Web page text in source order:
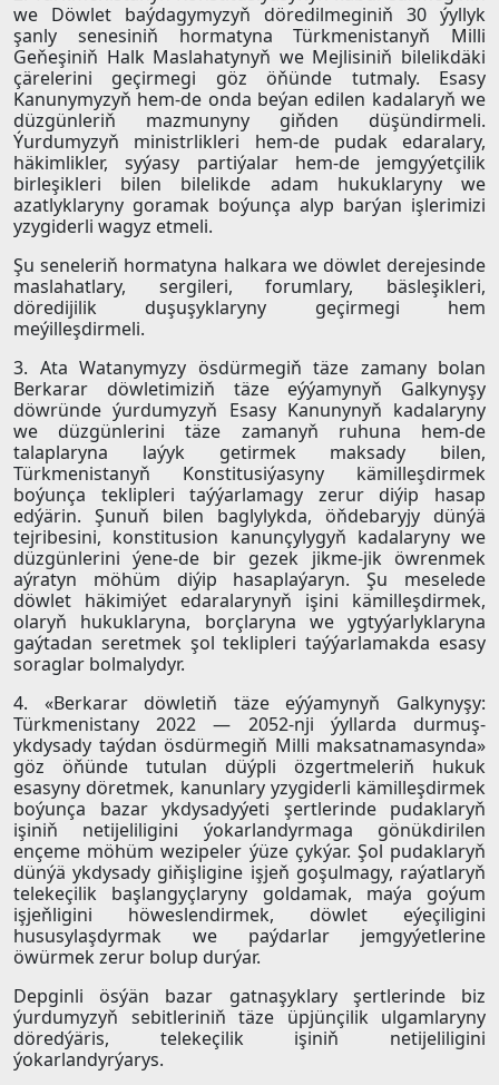
we Döwlet baýdagymyzyň döredilmeginiň 30 ýyllyk
şanly senesiniň hormatyna Türkmenistanyň Milli
Geňeşiniň Halk Maslahatynyň we Mejlisiniň bilelikdäki
çärelerini geçirmegi göz öňünde tutmaly. Esasy
Kanunymyzyň hem-de onda beýan edilen kadalaryň we
düzgünleriň mazmunyny giňden düşündirmeli.
Ýurdumyzyň ministrlikleri hem-de pudak edaralary,
häkimlikler, syýasy partiýalar hem-de jemgyýetçilik
birleşikleri bilen bilelikde adam hukuklaryny we
azatlyklaryny goramak boýunça alyp barýan işlerimizi
yzygiderli wagyz etmeli.
Şu seneleriň hormatyna halkara we döwlet derejesinde
maslahatlary, sergileri, forumlary, bäsleşikleri,
döredijilik duşuşyklaryny geçirmegi hem
meýilleşdirmeli.
3. Ata Watanymyzy ösdürmegiň täze zamany bolan
Berkarar döwletimiziň täze eýýamynyň Galkynyşy
döwründe ýurdumyzyň Esasy Kanunynyň kadalaryny
we düzgünlerini täze zamanyň ruhuna hem-de
talaplaryna laýyk getirmek maksady bilen,
Türkmenistanyň Konstitusiýasyny kämilleşdirmek
boýunça teklipleri taýýarlamagy zerur diýip hasap
edýärin. Şunuň bilen baglylykda, öňdebaryjy dünýä
tejribesini, konstitusion kanunçylygyň kadalaryny we
düzgünlerini ýene-de bir gezek jikme-jik öwrenmek
aýratyn möhüm diýip hasaplaýaryn. Şu meselede
döwlet häkimiýet edaralarynyň işini kämilleşdirmek,
olaryň hukuklaryna, borçlaryna we ygtyýarlyklaryna
gaýtadan seretmek şol teklipleri taýýarlamakda esasy
soraglar bolmalydyr.
4. «Berkarar döwletiň täze eýýamynyň Galkynyşy:
Türkmenistany 2022 — 2052-nji ýyllarda durmuş-
ykdysady taýdan ösdürmegiň Milli maksatnamasynda»
göz öňünde tutulan düýpli özgertmeleriň hukuk
esasyny döretmek, kanunlary yzygiderli kämilleşdirmek
boýunça bazar ykdysadyýeti şertlerinde pudaklaryň
işiniň netijeliligini ýokarlandyrmaga gönükdirilen
ençeme möhüm wezipeler ýüze çykýar. Şol pudaklaryň
dünýä ykdysady giňişligine işjeň goşulmagy, raýatlaryň
telekeçilik başlangyçlaryny goldamak, maýa goýum
işjeňligini höweslendirmek, döwlet eýeçiligini
hususylaşdyrmak we paýdarlar jemgyýetlerine
öwürmek zerur bolup durýar.
Depginli ösýän bazar gatnaşyklary şertlerinde biz
ýurdumyzyň sebitleriniň täze üpjünçilik ulgamlaryny
döredýäris, telekeçilik işiniň netijeliligini
ýokarlandyrýarys.